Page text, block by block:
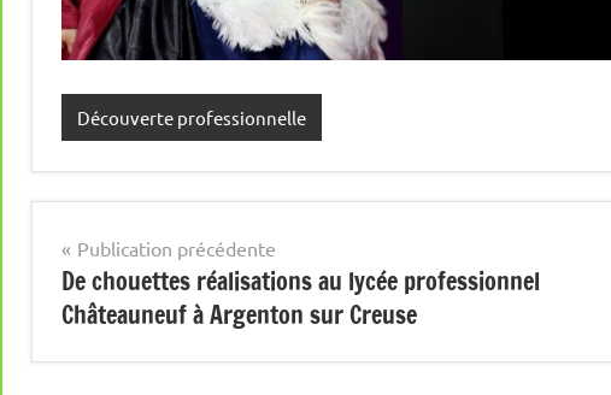
Découverte professionnelle
Navigation
de
l’article
Publication précédente
De chouettes réalisations au lycée professionnel
Châteauneuf à Argenton sur Creuse